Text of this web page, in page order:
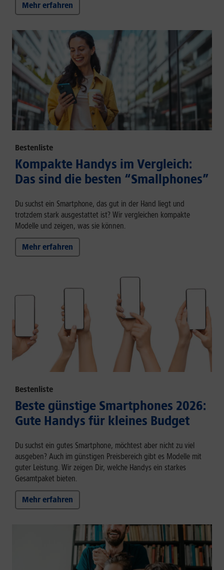
Mehr erfahren
Bestenliste
Kompakte Handys im Vergleich:
Das sind die besten “Smallphones”
Du suchst ein Smartphone, das gut in der Hand liegt und
trotzdem stark ausgestattet ist? Wir vergleichen kompakte
Modelle und zeigen, was sie können.
Mehr erfahren
Bestenliste
Beste günstige Smartphones 2026:
Gute Handys für kleines Budget
Du suchst ein gutes Smartphone, möchtest aber nicht zu viel
ausgeben? Auch im günstigen Preisbereich gibt es Modelle mit
guter Leistung. Wir zeigen Dir, welche Handys ein starkes
Gesamtpaket bieten.
Mehr erfahren